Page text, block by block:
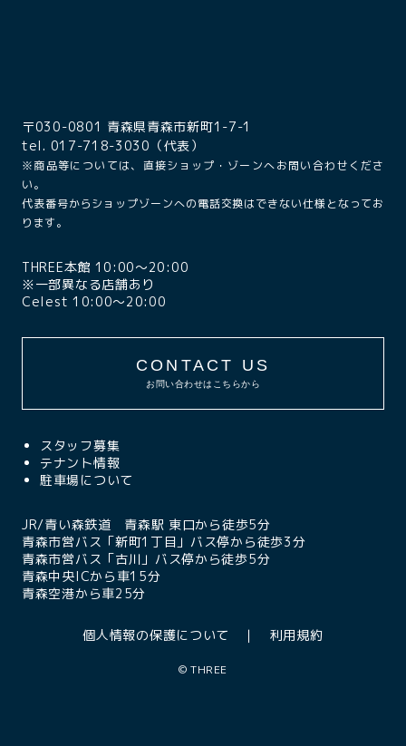
〒030-0801 青森県青森市新町1-7-1
tel. 017-718-3030（代表）
※商品等については、直接ショップ・ゾーンへお問い合わせくださ
い。
代表番号からショップゾーンへの電話交換はできない仕様となってお
ります。
THREE本館 10:00〜20:00
※一部異なる店舗あり
Celest 10:00〜20:00
CONTACT US
お問い合わせはこちらから
スタッフ募集
テナント情報
駐車場について
JR/青い森鉄道 青森駅 東口から徒歩5分
青森市営バス「新町1丁目」バス停から徒歩3分
青森市営バス「古川」バス停から徒歩5分
青森中央ICから車15分
青森空港から車25分
個人情報の保護について 利用規約
©THREE